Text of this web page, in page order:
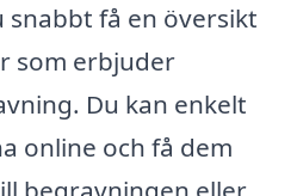
få en översikt
som erbjuder
Du kan enkelt
online och få dem